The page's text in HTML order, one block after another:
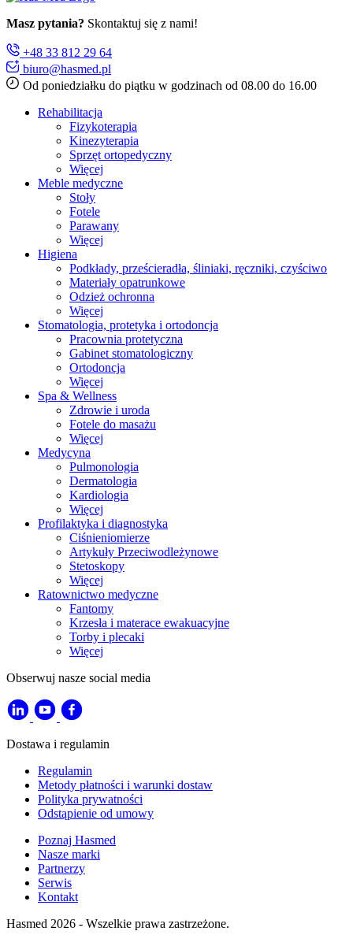
Masz pytania? Skontaktuj się z nami!
+48 33 812 29 64
biuro@hasmed.pl
Od poniedziałku do piątku w godzinach od 08.00 do 16.00
Rehabilitacja
Fizykoterapia
Kinezyterapia
Sprzęt ortopedyczny
Więcej
Meble medyczne
Stoły
Fotele
Parawany
Więcej
Higiena
Podkłady, prześcieradła, śliniaki, ręczniki, czyściwo
Materiały opatrunkowe
Odzież ochronna
Więcej
Stomatologia, protetyka i ortodoncja
Pracownia protetyczna
Gabinet stomatologiczny
Ortodoncja
Więcej
Spa & Wellness
Zdrowie i uroda
Fotele do masażu
Więcej
Medycyna
Pulmonologia
Dermatologia
Kardiologia
Więcej
Profilaktyka i diagnostyka
Ciśnieniomierze
Artykuły Przeciwodleżynowe
Stetoskopy
Więcej
Ratownictwo medyczne
Fantomy
Krzesła i materace ewakuacyjne
Torby i plecaki
Więcej
Obserwuj nasze social media
Dostawa i regulamin
Regulamin
Metody płatności i warunki dostaw
Polityka prywatności
Odstąpienie od umowy
Poznaj Hasmed
Nasze marki
Partnerzy
Serwis
Kontakt
Hasmed 2026 - Wszelkie prawa zastrzeżone.